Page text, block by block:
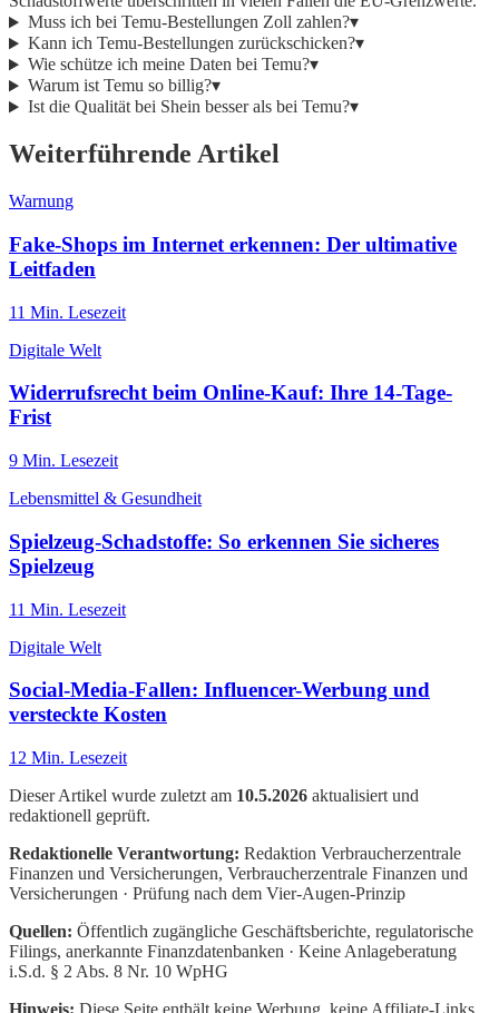
Muss ich bei Temu-Bestellungen Zoll zahlen?▾
Kann ich Temu-Bestellungen zurückschicken?▾
Wie schütze ich meine Daten bei Temu?▾
Warum ist Temu so billig?▾
Ist die Qualität bei Shein besser als bei Temu?▾
Weiterführende Artikel
Warnung
Fake-Shops im Internet erkennen: Der ultimative
Leitfaden
11 Min. Lesezeit
Digitale Welt
Widerrufsrecht beim Online-Kauf: Ihre 14-Tage-
Frist
9 Min. Lesezeit
Lebensmittel & Gesundheit
Spielzeug-Schadstoffe: So erkennen Sie sicheres
Spielzeug
11 Min. Lesezeit
Digitale Welt
Social-Media-Fallen: Influencer-Werbung und
versteckte Kosten
12 Min. Lesezeit
Dieser Artikel wurde zuletzt am 10.5.2026 aktualisiert und
redaktionell geprüft.
Redaktionelle Verantwortung: Redaktion Verbraucherzentrale
Finanzen und Versicherungen, Verbraucherzentrale Finanzen und
Versicherungen · Prüfung nach dem Vier-Augen-Prinzip
Quellen: Öffentlich zugängliche Geschäftsberichte, regulatorische
Filings, anerkannte Finanzdatenbanken · Keine Anlageberatung
i.S.d. § 2 Abs. 8 Nr. 10 WpHG
Hinweis: Diese Seite enthält keine Werbung, keine Affiliate-Links